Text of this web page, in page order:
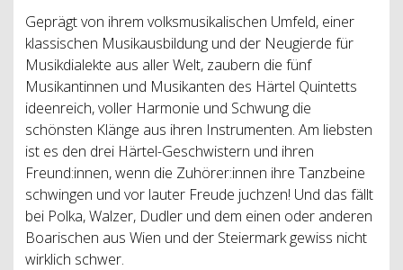
Geprägt von ihrem volksmusikalischen Umfeld, einer
klassischen Musikausbildung und der Neugierde für
Musikdialekte aus aller Welt, zaubern die fünf
Musikantinnen und Musikanten des Härtel Quintetts
ideenreich, voller Harmonie und Schwung die
schönsten Klänge aus ihren Instrumenten. Am liebsten
ist es den drei Härtel-Geschwistern und ihren
Freund:innen, wenn die Zuhörer:innen ihre Tanzbeine
schwingen und vor lauter Freude juchzen! Und das fällt
bei Polka, Walzer, Dudler und dem einen oder anderen
Boarischen aus Wien und der Steiermark gewiss nicht
wirklich schwer.